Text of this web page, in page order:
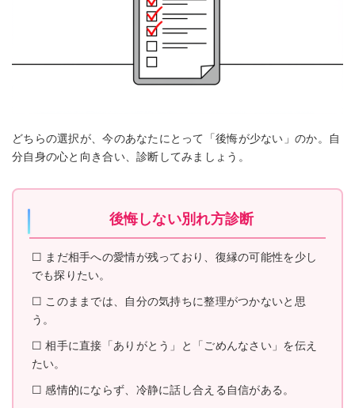
どちらの選択が、今のあなたにとって「後悔が少ない」のか。自
分自身の心と向き合い、診断してみましょう。
後悔しない別れ方診断
☐ まだ相手への愛情が残っており、復縁の可能性を少し
でも探りたい。
☐ このままでは、自分の気持ちに整理がつかないと思
う。
☐ 相手に直接「ありがとう」と「ごめんなさい」を伝え
たい。
☐ 感情的にならず、冷静に話し合える自信がある。